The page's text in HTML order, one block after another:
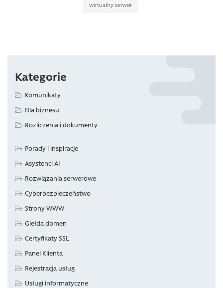
Kategorie
Komunikaty
Dla biznesu
Rozliczenia i dokumenty
Porady i inspiracje
Asystenci AI
Rozwiązania serwerowe
Cyberbezpieczeństwo
Strony WWW
Giełda domen
Certyfikaty SSL
Panel Klienta
Rejestracja usług
Usługi informatyczne
wirtualny serwer